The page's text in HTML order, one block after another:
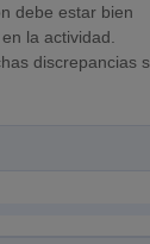
debe estar bien
la actividad.
discrepancias